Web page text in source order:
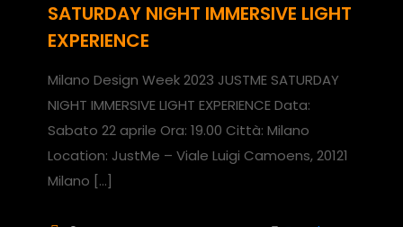
SATURDAY NIGHT IMMERSIVE LIGHT
EXPERIENCE
Milano Design Week 2023 JUSTME SATURDAY
NIGHT IMMERSIVE LIGHT EXPERIENCE Data:
Sabato 22 aprile Ora: 19.00 Città: Milano
Location: JustMe – Viale Luigi Camoens, 20121
Milano […]